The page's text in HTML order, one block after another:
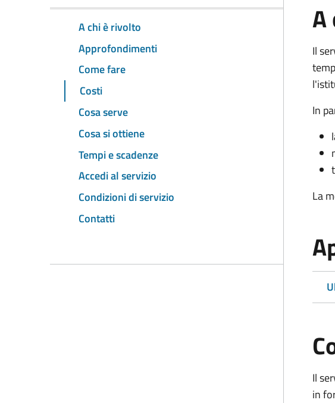
A chi è rivolto
Approfondimenti
Come fare
Costi
Cosa serve
Cosa si ottiene
Tempi e scadenze
Accedi al servizio
Condizioni di servizio
Contatti
A
Il
In
La
Il
in